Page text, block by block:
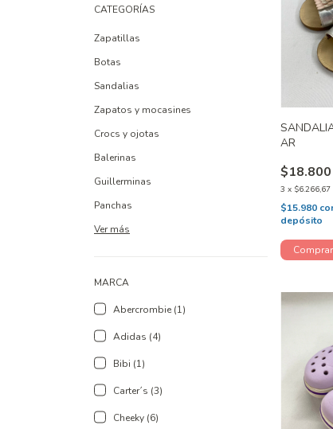
CATEGORÍAS
Zapatillas
Botas
Sandalias
Zapatos y mocasines
Crocs y ojotas
Balerinas
Guillerminas
Panchas
Ver más
MARCA
Abercrombie (1)
Adidas (4)
Bibi (1)
Carter´s (3)
Cheeky (6)
AR
$18.800
3 x $6.266,67
$15.980
depósito